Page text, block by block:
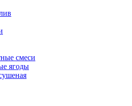
смеси
ягоды